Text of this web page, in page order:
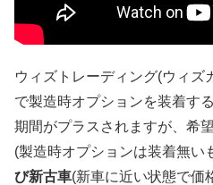
ウィズトレーディング(ウィズ
で製造時オプションを装着す
期間がプラスされますが、希
(製造時オプションは装着無い
び新古車(新車に近い状態で価